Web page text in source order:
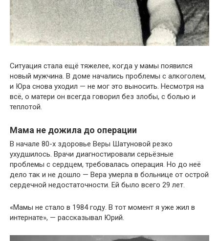
Ситуация стала ещё тяжелее, когда у мамы появился
новый мужчина. В доме начались проблемы с алкоголем,
и Юра снова уходил — не мог это выносить. Несмотря на
всё, о матери он всегда говорил без злобы, с болью и
теплотой.
Мама не дожила до операции
В начале 80-х здоровье Веры Шатуновой резко
ухудшилось. Врачи диагностировали серьёзные
проблемы с сердцем, требовалась операция. Но до неё
дело так и не дошло — Вера умерла в больнице от острой
сердечной недостаточности. Ей было всего 29 лет.
«Мамы не стало в 1984 году. В тот момент я уже жил в
интернате», — рассказывал Юрий.